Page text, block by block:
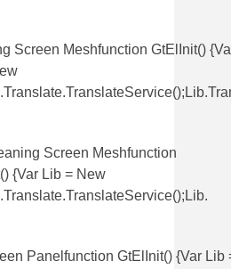
Screen Meshfunction GtElInit()
Screen Meshfunction
{var Lib = New
Panelfunction GtElInit() {var Lib